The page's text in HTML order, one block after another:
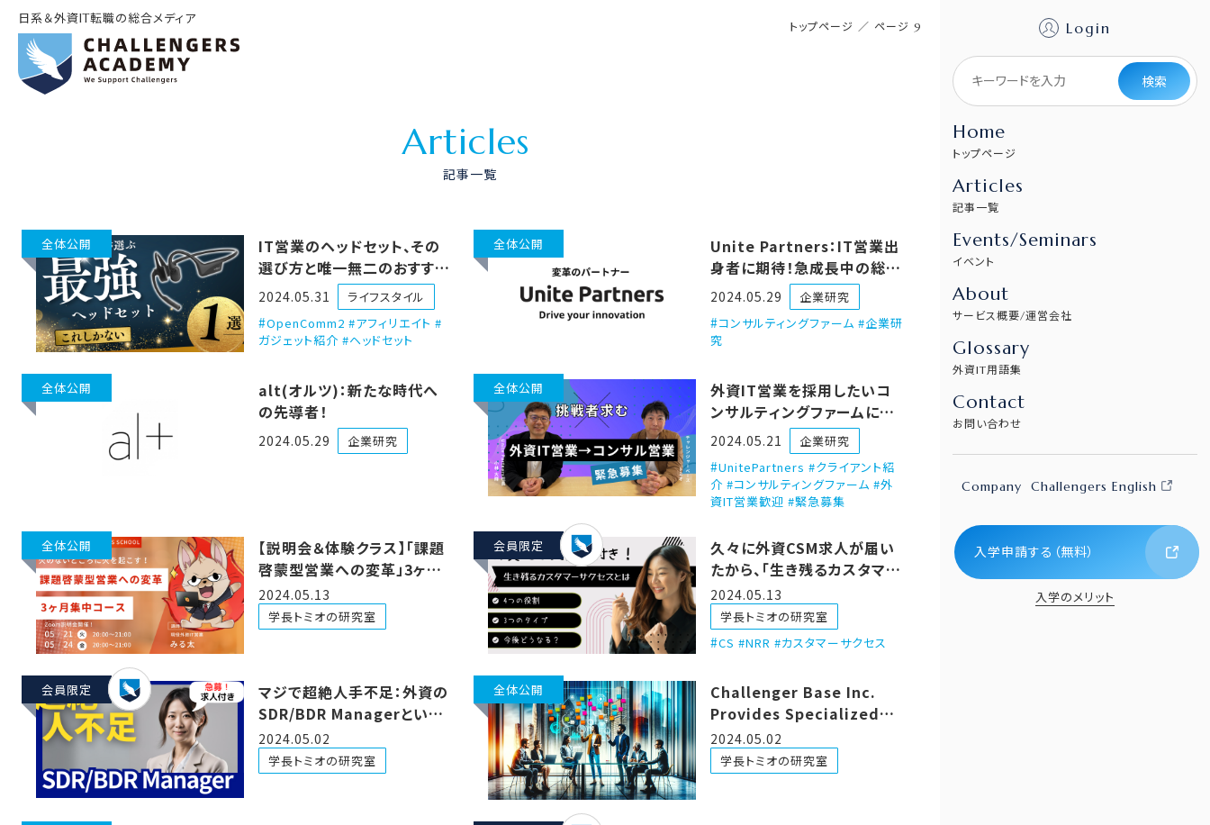
日系＆外資IT転職の総合メディア
Login
検索
Home
トップページ
Articles
記事一覧
Events/Seminars
イベント
About
サービス概要/運営会社
Glossary
外資IT用語集
Contact
お問い合わせ
Company Challengers English
入学申請する（無料）
入学のメリット
トップページ ／ ページ 9
Articles
記事一覧
全体公開
IT営業のヘッドセット、その
選び方と唯一無二のおすすめ
モデル
2024.05.31
ライフスタイル
OpenComm2 #アフィリエイト #
ガジェット紹介 #ヘッドセット
全体公開
Unite Partners：IT営業出
身者に期待！急成長中の総合
コンサルティングファーム
2024.05.29
企業研究
コンサルティングファーム #企業研
究
全体公開
alt(オルツ)：新たな時代へ
の先導者！
2024.05.29 企業研究
全体公開
外資IT営業を採用したいコ
ンサルティングファームに突
撃インタビュー！（Unite
2024.05.21
企業研究
UnitePartners #クライアント紹
介 #コンサルティングファーム #外
資IT営業歓迎 #緊急募集
全体公開
【説明会＆体験クラス】「課題
啓蒙型営業への変革」3ヶ月
集中コース開講のお知らせ
2024.05.13
学長トミオの研究室
会員限定
久々に外資CSM求人が届い
たから、「生き残るカスタマー
サクセス」の解説記事を書い
たで！
2024.05.13
学長トミオの研究室
CS #NRR #カスタマーサクセス
会員限定
マジで超絶人手不足：外資の
SDR/BDR Managerという
ロール
2024.05.02
学長トミオの研究室
全体公開
Challenger Base Inc.
Provides Specialized
English-Japanese
Interpretation Services
for Enterprise
2024.05.02
学長トミオの研究室